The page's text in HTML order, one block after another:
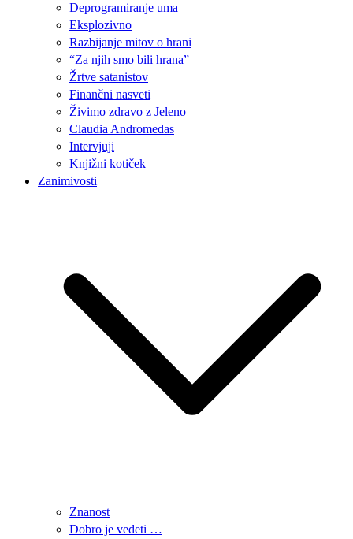
Deprogramiranje uma
Eksplozivno
Razbijanje mitov o hrani
“Za njih smo bili hrana”
Žrtve satanistov
Finančni nasveti
Živimo zdravo z Jeleno
Claudia Andromedas
Intervjuji
Knjižni kotiček
Zanimivosti
Znanost
Dobro je vedeti …